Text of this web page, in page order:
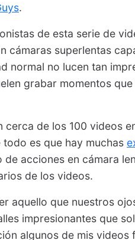
.
de esta serie de
cámaras superlentas
normal no lucen tan
grabar momentos
cerca de los 100 videos
es que hay muchas
acciones en cámara
de los videos.
aquello que nuestros
impresionantes que
algunos de mis videos